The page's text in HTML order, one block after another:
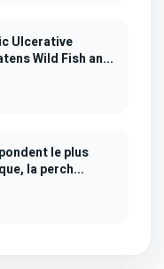
Ulcerative
Wild Fish an...
le plus
la perch...